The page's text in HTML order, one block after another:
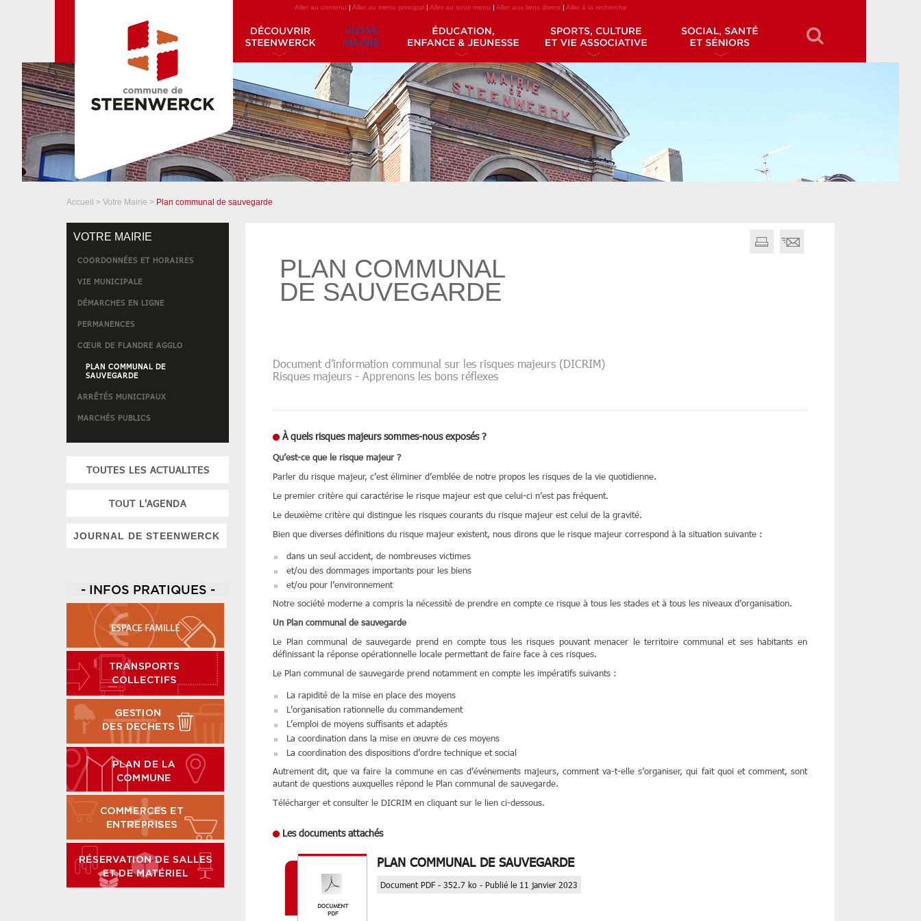
Aller au contenu | Aller au menu principal| Aller au sous menu | Aller aux liens divers| Aller à la recherche
Accueil > Votre Mairie > Plan communal de sauvegarde
VOTRE MAIRIE
COORDONNÉES ET HORAIRES
VIE MUNICIPALE
DÉMARCHES EN LIGNE
PERMANENCES
CŒUR DE FLANDRE AGGLO
PLAN COMMUNAL DE
SAUVEGARDE
ARRÊTÉS MUNICIPAUX
MARCHÉS PUBLICS
TOUTES LES ACTUALITES
TOUT L'AGENDA
JOURNAL DE STEENWERCK
- INFOS PRATIQUES -
PLAN COMMUNAL
DE SAUVEGARDE
Document d’information communal sur les risques majeurs (DICRIM)
Risques majeurs - Apprenons les bons réflexes
À quels risques majeurs sommes-nous exposés ?
Qu’est-ce que le risque majeur ?
Parler du risque majeur, c’est éliminer d’emblée de notre propos les risques de la vie quotidienne.
Le premier critère qui caractérise le risque majeur est que celui-ci n’est pas fréquent.
Le deuxième critère qui distingue les risques courants du risque majeur est celui de la gravité.
Bien que diverses définitions du risque majeur existent, nous dirons que le risque majeur correspond à la situation suivante :
dans un seul accident, de nombreuses victimes
et/ou des dommages importants pour les biens
et/ou pour l’environnement
Notre société moderne a compris la nécessité de prendre en compte ce risque à tous les stades et à tous les niveaux d’organisation.
Un Plan communal de sauvegarde
Le Plan communal de sauvegarde prend en compte tous les risques pouvant menacer le territoire communal et ses habitants en
définissant la réponse opérationnelle locale permettant de faire face à ces risques.
Le Plan communal de sauvegarde prend notamment en compte les impératifs suivants :
La rapidité de la mise en place des moyens
L’organisation rationnelle du commandement
L’emploi de moyens suffisants et adaptés
La coordination dans la mise en œuvre de ces moyens
La coordination des dispositions d’ordre technique et social
Autrement dit, que va faire la commune en cas d’événements majeurs, comment va-t-elle s’organiser, qui fait quoi et comment, sont
autant de questions auxquelles répond le Plan communal de sauvegarde.
Télécharger et consulter le DICRIM en cliquant sur le lien ci-dessous.
Les documents attachés
PLAN COMMUNAL DE SAUVEGARDE
Document PDF - 352.7 ko - Publié le 11 janvier 2023